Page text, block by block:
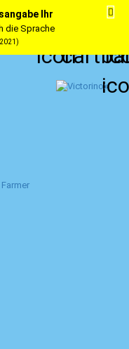
Ihr
die Sprache